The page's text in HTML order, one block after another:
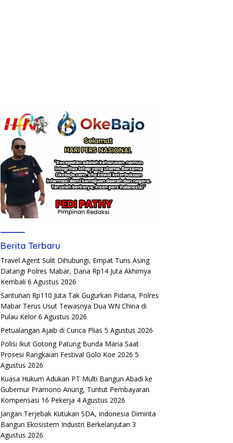
Berita Terbaru
Travel Agent Sulit Dihubungi, Empat Turis Asing
Datangi Polres Mabar, Dana Rp14 Juta Akhirnya
Kembali 6 Agustus 2026
Santunan Rp110 Juta Tak Gugurkan Pidana, Polres
Mabar Terus Usut Tewasnya Dua WN China di
Pulau Kelor 6 Agustus 2026
Petualangan Ajaib di Cunca Plias 5 Agustus 2026
Polisi Ikut Gotong Patung Bunda Maria Saat
Prosesi Rangkaian Festival Golo Koe 2026 5
Agustus 2026
Kuasa Hukum Adukan PT Multi Bangun Abadi ke
Gubernur Pramono Anung, Tuntut Pembayaran
Kompensasi 16 Pekerja 4 Agustus 2026
Jangan Terjebak Kutukan SDA, Indonesia Diminta
Bangun Ekosistem Industri Berkelanjutan 3
Agustus 2026